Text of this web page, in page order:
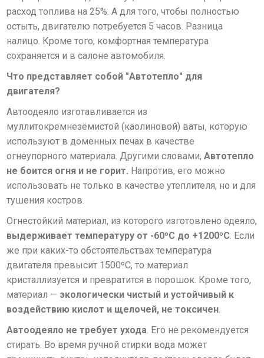
расход топлива на 25%. А для того, чтобы полностью
остыть, двигателю потребуется 5 часов. Разница
налицо. Кроме того, комфортная температура
сохраняется и в салоне автомобиля.
Что представляет собой "Автотепло" для
двигателя?
Автоодеяло изготавливается из
муллитокремнезёмистой (каолиновой) ваты, которую
используют в доменных печах в качестве
огнеупорного материала. Другими словами,Автотепло
не боится огня и не горит. Напротив, его можно
использовать не только в качестве утеплителя, но и для
тушения костров.
Огнестойкий материал, из которого изготовлено одеяло,
выдерживает температуру от -60ºС до +1200ºС. Если
же при каких-то обстоятельствах температура
двигателя превысит 1500ºС, то материал
кристаллизуется и превратится в порошок. Кроме того,
материал — экологически чистый и устойчивый к
воздействию кислот и щелочей, не токсичен.
Автоодеяло не требует ухода. Его не рекомендуется
стирать. Во время ручной стирки вода может